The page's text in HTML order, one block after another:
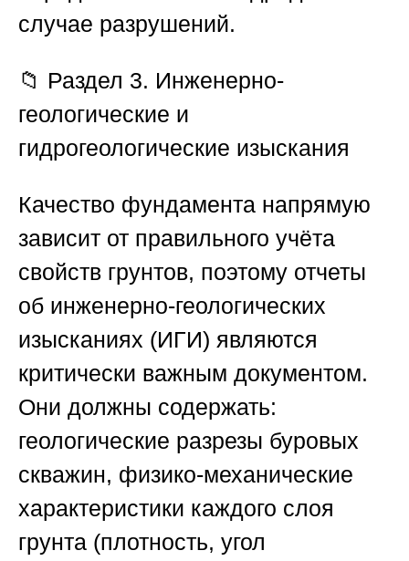
случае разрушений.
📁 Раздел 3. Инженерно-
геологические и
гидрогеологические изыскания
Качество фундамента напрямую
зависит от правильного учёта
свойств грунтов, поэтому отчеты
об инженерно-геологических
изысканиях (ИГИ) являются
критически важным документом.
Они должны содержать:
геологические разрезы буровых
скважин, физико-механические
характеристики каждого слоя
грунта (плотность, угол